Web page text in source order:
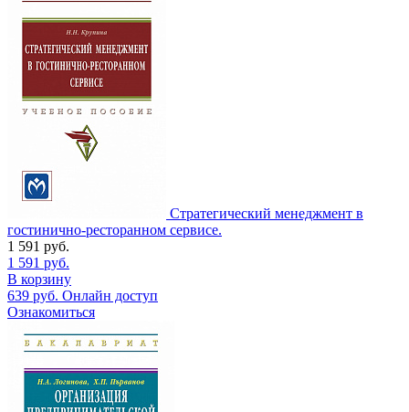
Стратегический менеджмент в
гостинично-ресторанном сервисе.
1 591 руб.
1 591 руб.
В корзину
639 руб. Онлайн доступ
Ознакомиться